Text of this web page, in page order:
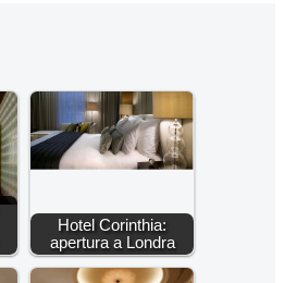
Hotel Corinthia:
apertura a Londra